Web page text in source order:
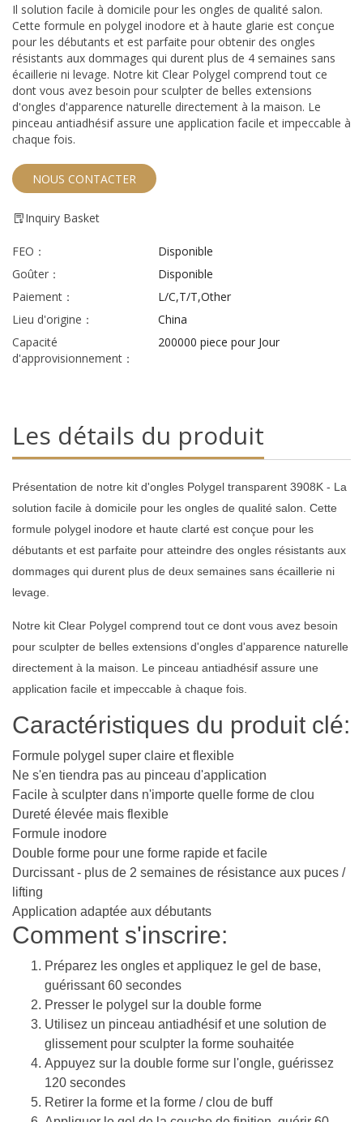
Il solution facile à domicile pour les ongles de qualité salon.
Cette formule en polygel inodore et à haute glarie est conçue
pour les débutants et est parfaite pour obtenir des ongles
résistants aux dommages qui durent plus de 4 semaines sans
écaillerie ni levage. Notre kit Clear Polygel comprend tout ce
dont vous avez besoin pour sculpter de belles extensions
d'ongles d'apparence naturelle directement à la maison. Le
pinceau antiadhésif assure une application facile et impeccable à
chaque fois.
NOUS CONTACTER
Inquiry Basket
FEO：
Disponible
Goûter：
Disponible
Paiement：
L/C,T/T,Other
Lieu d'origine：
China
Capacité
d'approvisionnement：
200000 piece pour Jour
Les détails du produit
Présentation de notre kit d'ongles Polygel transparent 3908K - La
solution facile à domicile pour les ongles de qualité salon. Cette
formule polygel inodore et haute clarté est conçue pour les
débutants et est parfaite pour atteindre des ongles résistants aux
dommages qui durent plus de deux semaines sans écaillerie ni
levage.
Notre kit Clear Polygel comprend tout ce dont vous avez besoin
pour sculpter de belles extensions d'ongles d'apparence naturelle
directement à la maison. Le pinceau antiadhésif assure une
application facile et impeccable à chaque fois.
Caractéristiques du produit clé:
Formule polygel super claire et flexible
Ne s'en tiendra pas au pinceau d'application
Facile à sculpter dans n'importe quelle forme de clou
Dureté élevée mais flexible
Formule inodore
Double forme pour une forme rapide et facile
Durcissant - plus de 2 semaines de résistance aux puces /
lifting
Application adaptée aux débutants
Comment s'inscrire:
Préparez les ongles et appliquez le gel de base,
guérissant 60 secondes
Presser le polygel sur la double forme
Utilisez un pinceau antiadhésif et une solution de
glissement pour sculpter la forme souhaitée
Appuyez sur la double forme sur l'ongle, guérissez
120 secondes
Retirer la forme et la forme / clou de buff